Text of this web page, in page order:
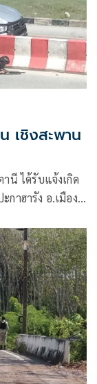
เชิงสะพาน
นี ได้รับแจ้งเกิด
กาฮารัง อ.เมือง
ถุระเบิดเข้ามา